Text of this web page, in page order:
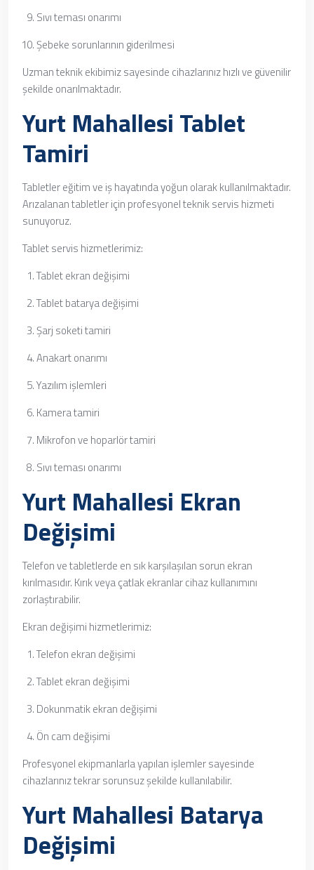
Sıvı teması onarımı
Şebeke sorunlarının giderilmesi
Uzman teknik ekibimiz sayesinde cihazlarınız hızlı ve güvenilir
şekilde onarılmaktadır.
Yurt Mahallesi Tablet
Tamiri
Tabletler eğitim ve iş hayatında yoğun olarak kullanılmaktadır.
Arızalanan tabletler için profesyonel teknik servis hizmeti
sunuyoruz.
Tablet servis hizmetlerimiz:
Tablet ekran değişimi
Tablet batarya değişimi
Şarj soketi tamiri
Anakart onarımı
Yazılım işlemleri
Kamera tamiri
Mikrofon ve hoparlör tamiri
Sıvı teması onarımı
Yurt Mahallesi Ekran
Değişimi
Telefon ve tabletlerde en sık karşılaşılan sorun ekran
kırılmasıdır. Kırık veya çatlak ekranlar cihaz kullanımını
zorlaştırabilir.
Ekran değişimi hizmetlerimiz:
Telefon ekran değişimi
Tablet ekran değişimi
Dokunmatik ekran değişimi
Ön cam değişimi
Profesyonel ekipmanlarla yapılan işlemler sayesinde
cihazlarınız tekrar sorunsuz şekilde kullanılabilir.
Yurt Mahallesi Batarya
Değişimi